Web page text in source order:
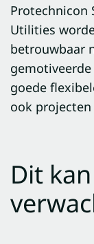
Protechnicon
Utilities
betrouwbaar
goede
ook
Dit